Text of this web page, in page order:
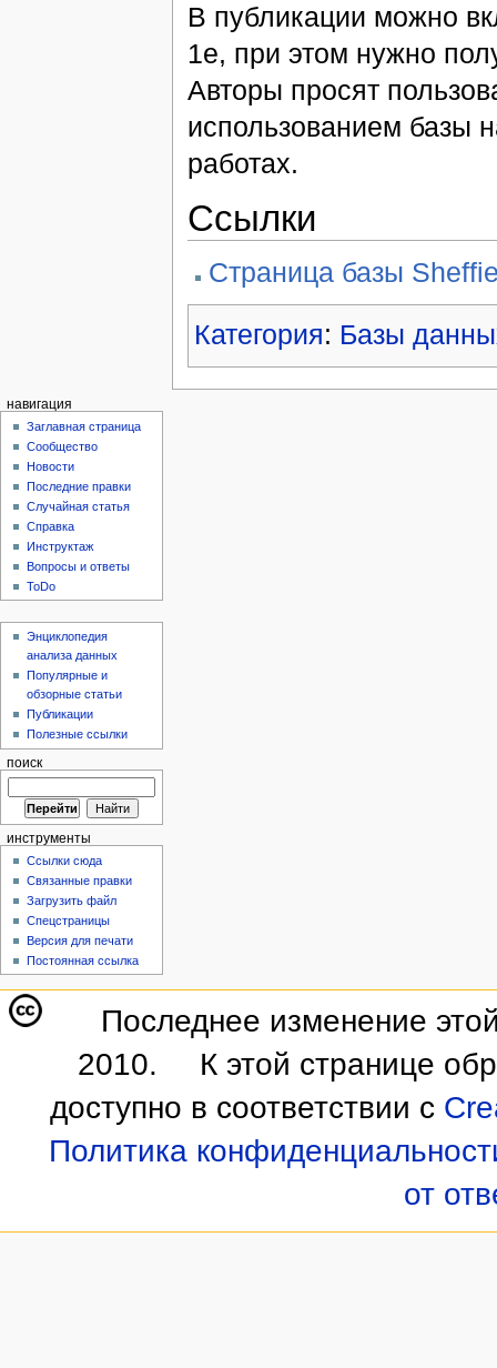
В публикации можно
1e, при этом нужно
Авторы просят
использованием базы
работах.
Ссылки
Страница базы
Категория: Базы
навигация
Заглавная страница
Сообщество
Новости
Последние правки
Случайная статья
Справка
Инструктаж
Вопросы и ответы
ToDo
Энциклопедия
анализа данных
Популярные и
обзорные статьи
Публикации
Полезные ссылки
поиск
инструменты
Ссылки сюда
Связанные правки
Загрузить файл
Спецстраницы
Версия для печати
Постоянная ссылка
Последнее изменение
2010.
К этой странице
доступно в соответствии с
Политика
от